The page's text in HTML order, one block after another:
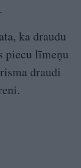
ka draudu
piecu līmeņu
draudi